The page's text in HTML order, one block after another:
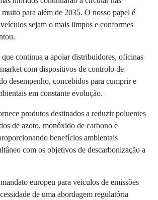
muito para além de 2035. O nosso papel é
sejam o mais limpos e conformes
que continua a apoiar distribuidores, oficinas
com dispositivos de controlo de
desempenho, concebidos para cumprir e
em constante evolução.
produtos destinados a reduzir poluentes
de azoto, monóxido de carbono e
benefícios ambientais
com os objetivos de descarbonização a
europeu para veículos de emissões
de uma abordagem regulatória